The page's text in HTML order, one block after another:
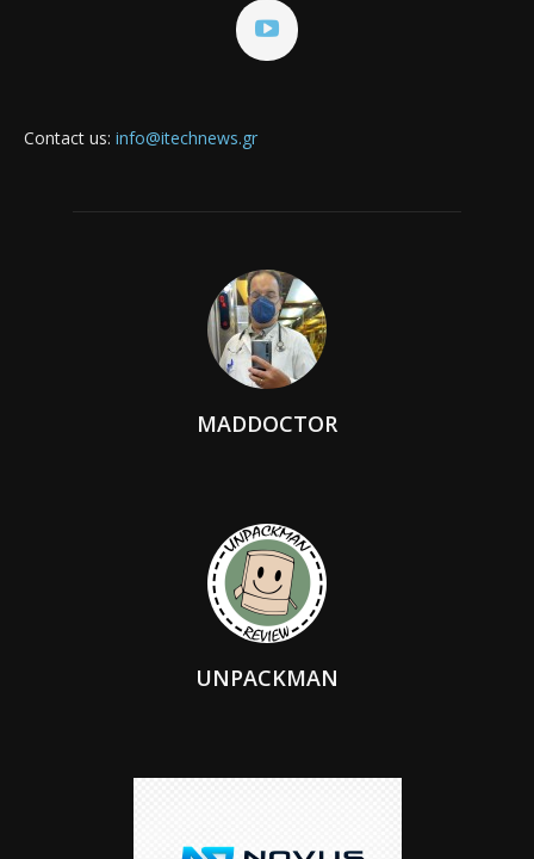
Contact us: info@itechnews.gr
MADDOCTOR
UNPACKMAN